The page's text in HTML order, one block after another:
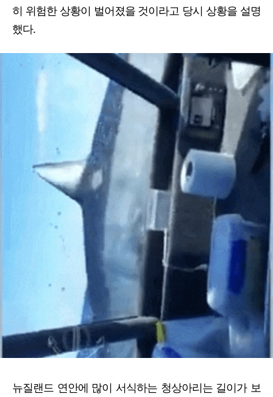
히 위험한 상황이 벌어졌을 것이라고 당시 상황을 설명
했다.
뉴질랜드 연안에 많이 서식하는 청상아리는 길이가 보